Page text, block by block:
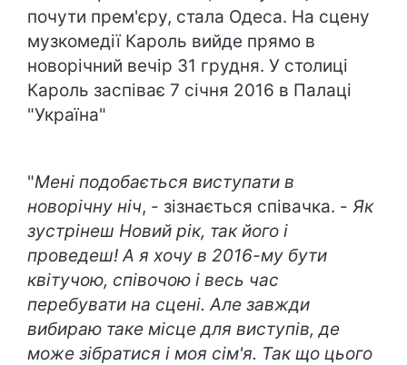
почути прем'єру, стала Одеса. На сцену
музкомедії Кароль вийде прямо в
новорічний вечір 31 грудня. У столиці
Кароль заспіває 7 січня 2016 в Палаці
"Україна"
"Мені подобається виступати в
новорічну ніч, - зізнається співачка. - Як
зустрінеш Новий рік, так його і
проведеш! А я хочу в 2016-му бути
квітучою, співочою і весь час
перебувати на сцені. Але завжди
вибираю таке місце для виступів, де
може зібратися і моя сім'я. Так що цього